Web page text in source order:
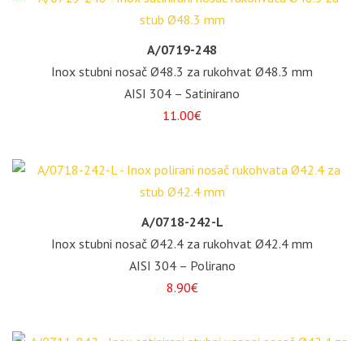
A/0719-248
Inox stubni nosač Ø48.3 za rukohvat Ø48.3 mm
AISI 304 – Satinirano
11.00€
A/0718-242-L
Inox stubni nosač Ø42.4 za rukohvat Ø42.4 mm
AISI 304 – Polirano
8.90€